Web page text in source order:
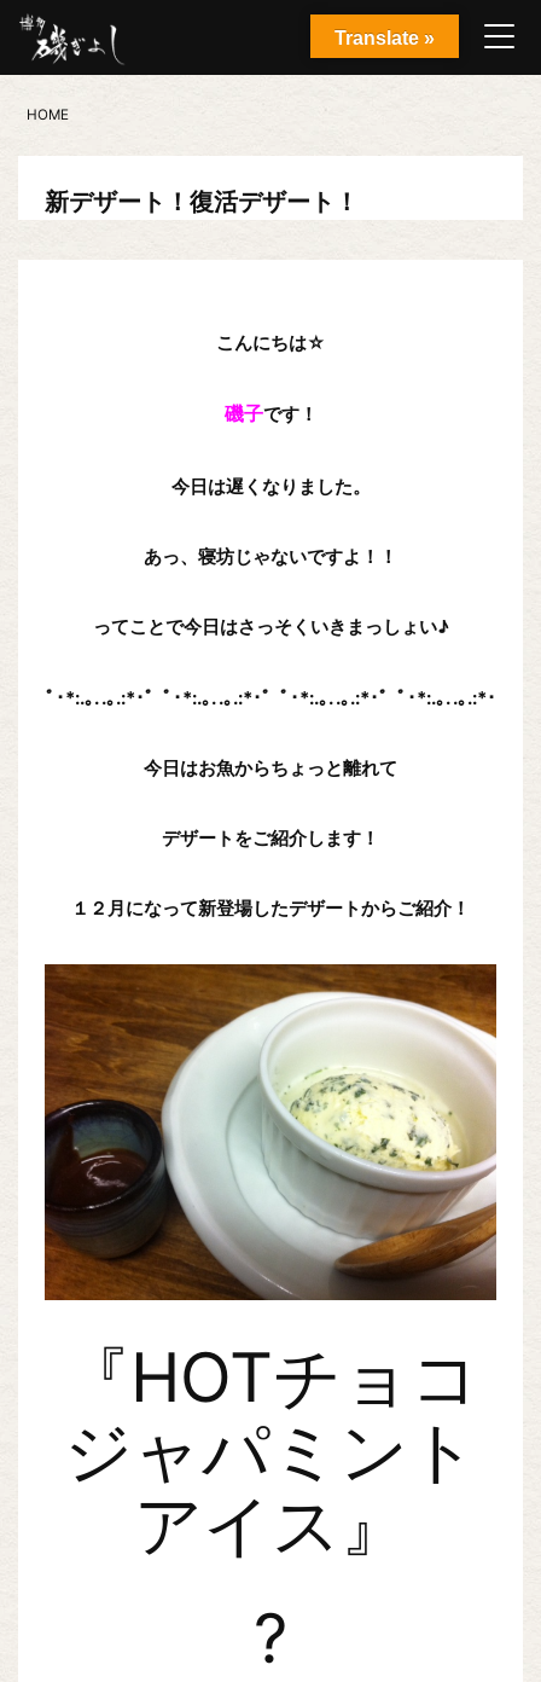
HOME
新デザート！復活デザート！
こんにちは☆
磯子です！
今日は遅くなりました。
あっ、寝坊じゃないですよ！！
ってことで今日はさっそくいきまっしょい♪
ﾟ･*:.｡. .｡.:*･゜ﾟ･*:.｡. .｡.:*･゜ﾟ･*:.｡. .｡.:*･゜ﾟ･*:.｡. .｡.:*･
今日はお魚からちょっと離れて
デザートをご紹介します！
１２月になって新登場したデザートからご紹介！
『HOTチョコ
ジャパミント
アイス』
?
Translate »